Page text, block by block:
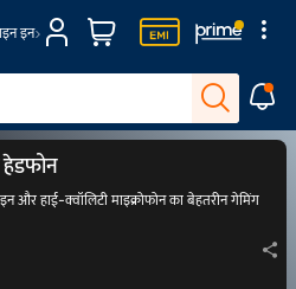
इन
हेडफोन ऑनलाइन
और हाई-क्वॉलिटी माइक्रोफोन का बेहतरीन गेमिंग